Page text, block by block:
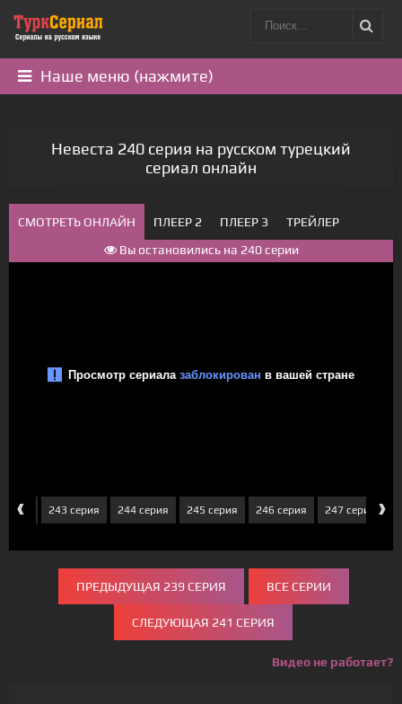
Наше меню (нажмите)
Невеста 240 серия на русском турецкий
сериал онлайн
СМОТРЕТЬ ОНЛАЙН ПЛЕЕР 2 ПЛЕЕР 3
ТРЕЙЛЕР
Вы остановились на 240 серии
‹ 243 серия 244 серия 245 серия 246 серия 247 серия ›
ПРЕДЫДУЩАЯ 239 СЕРИЯ ВСЕ СЕРИИ
СЛЕДУЮЩАЯ 241 СЕРИЯ
Видео не работает?